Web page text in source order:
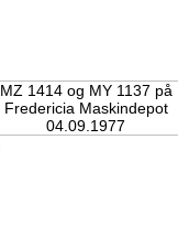
MZ 1414 og MY 1137 på
Fredericia Maskindepot
04.09.1977